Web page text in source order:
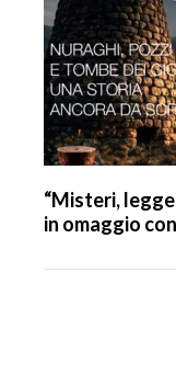
“Misteri,
in omaggio